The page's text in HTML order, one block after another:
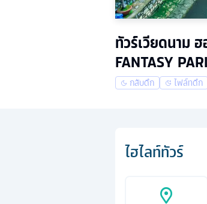
ทัวร์เวียดนาม
FANTASY
กลับดึก ไฟล์ทดึก
ไฮไลท์ทัวร์